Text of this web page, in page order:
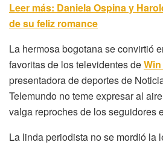
Leer más: Daniela Ospina y
de su feliz romance
La hermosa bogotana se convirtió
favoritas de los televidentes de
presentadora de deportes de
Telemundo no teme expresar al
valga reproches de los seguidores
La linda periodista no se mordió la